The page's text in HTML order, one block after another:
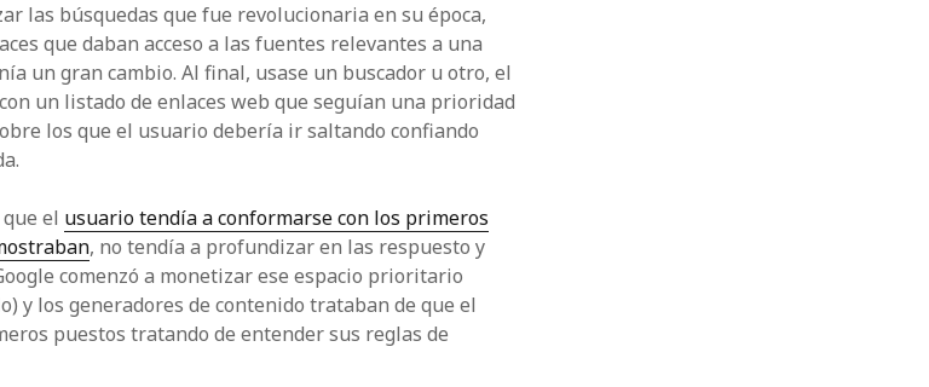
las búsquedas que fue revolucionaria en su época,
que daban acceso a las fuentes relevantes a una
un gran cambio. Al final, usase un buscador u otro, el
un listado de enlaces web que seguían una prioridad
los que el usuario debería ir saltando confiando
el usuario tendía a conformarse con los primeros
, no tendía a profundizar en las respuesto y
comenzó a monetizar ese espacio prioritario
y los generadores de contenido trataban de que el
puestos tratando de entender sus reglas de